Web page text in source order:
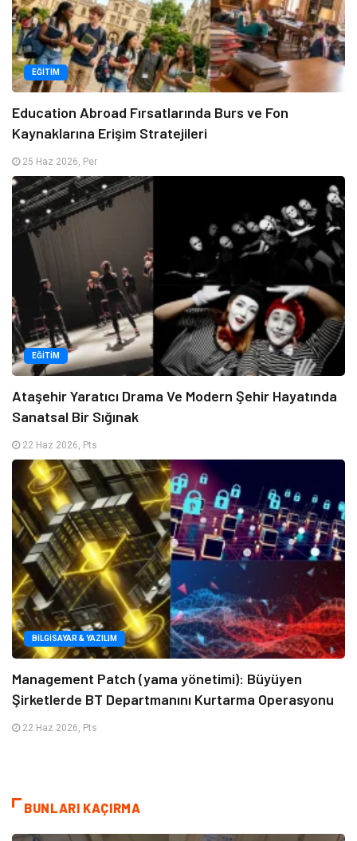
EĞITIM
Education Abroad Fırsatlarında Burs ve Fon
Kaynaklarına Erişim Stratejileri
25 Haz 2026, Per
EĞITIM
Ataşehir Yaratıcı Drama Ve Modern Şehir Hayatında
Sanatsal Bir Sığınak
22 Haz 2026, Pts
BILGISAYAR & YAZILIM
Management Patch (yama yönetimi): Büyüyen
Şirketlerde BT Departmanını Kurtarma Operasyonu
22 Haz 2026, Pts
BUNLARI KAÇIRMA